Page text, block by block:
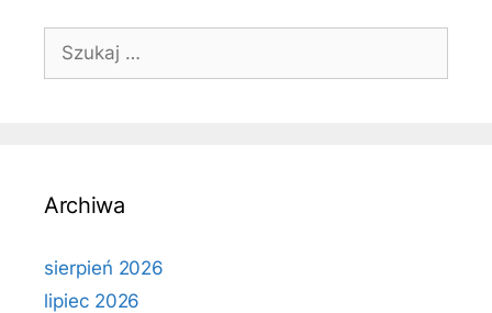
Szukaj:
Archiwa
sierpień 2026
lipiec 2026